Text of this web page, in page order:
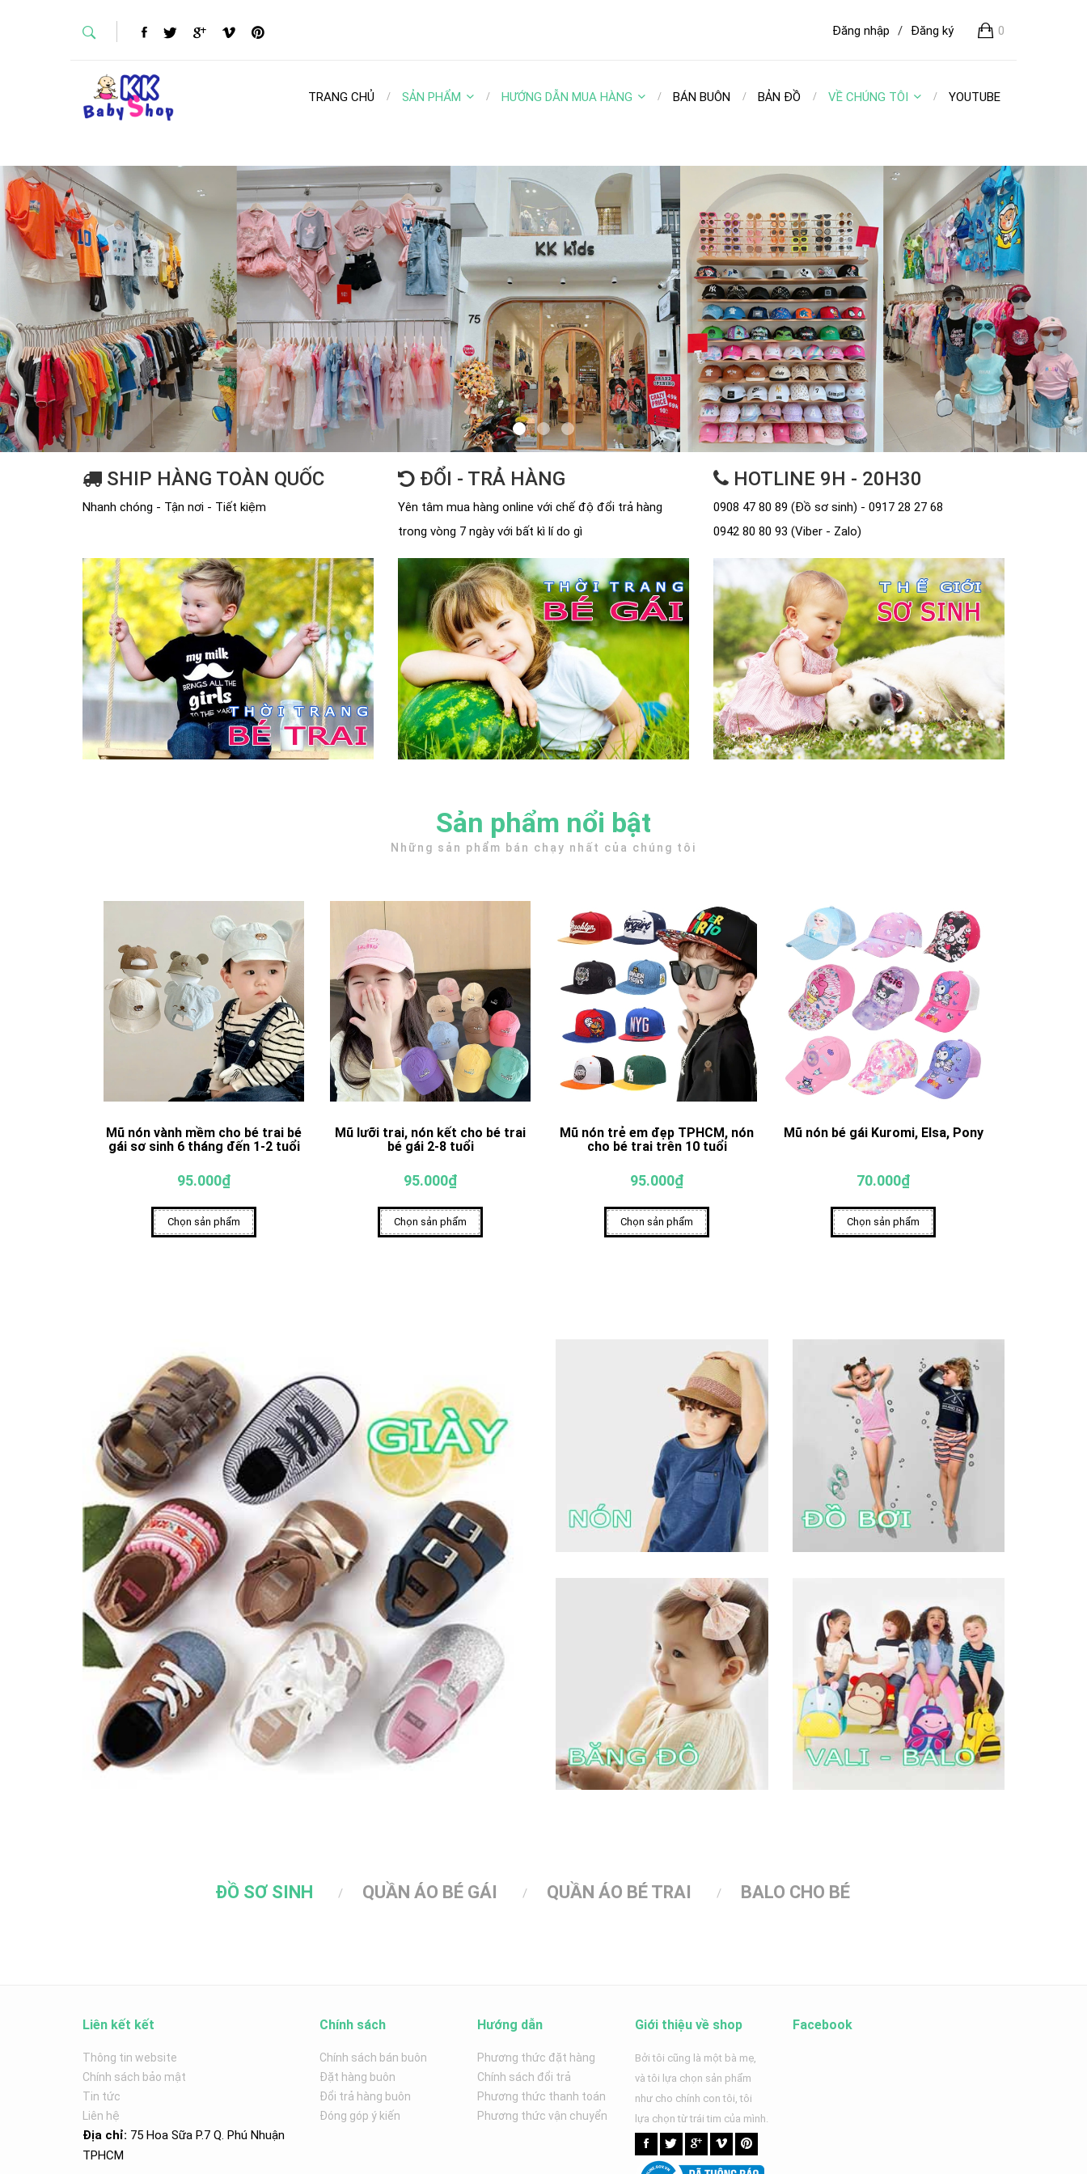
0
Đăng ký
/
Đăng nhập
TRANG CHỦ SẢN PHẨM HƯỚNG DẪN MUA HÀNG BÁN BUÔN BẢN ĐỒ VỀ CHÚNG TÔI YOUTUBE
SHIP HÀNG TOÀN QUỐC
Nhanh chóng - Tận nơi - Tiết kiệm
ĐỔI - TRẢ HÀNG
Yên tâm mua hàng online với chế độ đổi trả hàng
trong vòng 7 ngày với bất kì lí do gì
HOTLINE 9H - 20H30
0908 47 80 89 (Đồ sơ sinh) - 0917 28 27 68
0942 80 80 93 (Viber - Zalo)
Sản phẩm nổi bật
Những sản phẩm bán chạy nhất của chúng tôi
Mũ nón vành mềm cho bé trai bé
gái sơ sinh 6 tháng đến 1-2 tuổi
95.000₫
Chọn sản phẩm
Mũ lưỡi trai, nón kết cho bé trai
bé gái 2-8 tuổi
95.000₫
Chọn sản phẩm
Mũ nón trẻ em đẹp TPHCM, nón
cho bé trai trên 10 tuổi
95.000₫
Chọn sản phẩm
Mũ nón bé gái Kuromi, Elsa, Pony
70.000₫
Chọn sản phẩm
ĐỒ SƠ SINH QUẦN ÁO BÉ GÁI QUẦN ÁO BÉ TRAI BALO CHO BÉ
Liên kết kết
Thông tin website
Chính sách bảo mật
Tin tức
Liên hệ
Địa chỉ: 75 Hoa Sữa P.7 Q. Phú Nhuận
TPHCM
Chính sách
Chính sách bán buôn
Đặt hàng buôn
Đổi trả hàng buôn
Đóng góp ý kiến
Hướng dẫn
Phương thức đặt hàng
Chính sách đổi trả
Phương thức thanh toán
Phương thức vận chuyển
Giới thiệu về shop
Bởi tôi cũng là một bà mẹ,
và tôi lựa chọn sản phẩm
như cho chính con tôi, tôi
lựa chọn từ trái tim của mình.
Facebook